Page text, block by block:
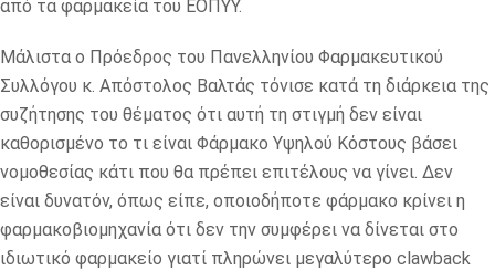
από τα φαρμακεία του ΕΟΠΥΥ.
Μάλιστα ο Πρόεδρος του Πανελληνίου Φαρμακευτικού
Συλλόγου κ. Απόστολος Βαλτάς τόνισε κατά τη διάρκεια της
συζήτησης του θέματος ότι αυτή τη στιγμή δεν είναι
καθορισμένο το τι είναι Φάρμακο Υψηλού Κόστους βάσει
νομοθεσίας κάτι που θα πρέπει επιτέλους να γίνει. Δεν
είναι δυνατόν, όπως είπε, οποιοδήποτε φάρμακο κρίνει η
φαρμακοβιομηχανία ότι δεν την συμφέρει να δίνεται στο
ιδιωτικό φαρμακείο γιατί πληρώνει μεγαλύτερο clawback